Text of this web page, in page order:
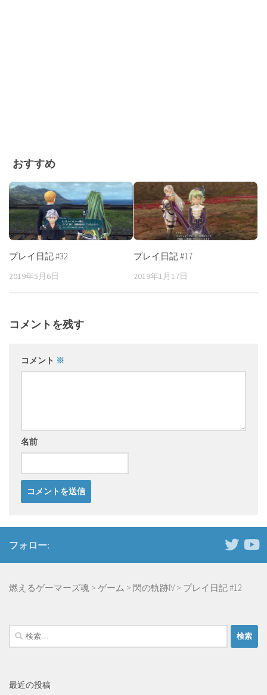
おすすめ
プレイ日記 #32
2019年5月6日
プレイ日記 #17
2019年1月17日
コメントを残す
コメント ※
名前
フォロー:
燃えるゲーマーズ魂 > ゲーム > 閃の軌跡IV > プレイ日記 #12
検
索:
最近の投稿